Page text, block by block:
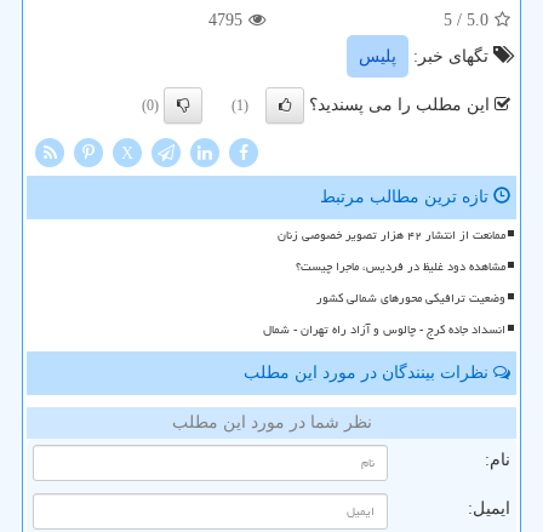
5.0
/ 5
4795
تگهای خبر:
پلیس
این مطلب را می پسندید؟ (1)
(0)
X
تازه ترین مطالب مرتبط
ممانعت از انتشار ۴۲ هزار تصویر خصوصی زنان
مشاهده دود غلیظ در فردیس، ماجرا چیست؟
وضعیت ترافیکی محورهای شمالی کشور
انسداد جاده کرج - چالوس و آزاد راه تهران - شمال
نظرات بینندگان در مورد این مطلب
نظر شما در مورد این مطلب
نام:
ایمیل: